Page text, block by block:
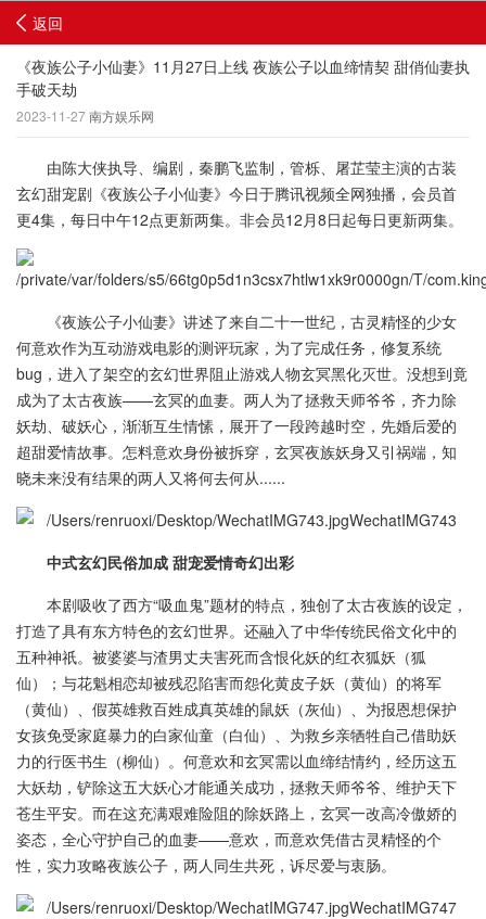
返回
《夜族公子小仙妻》11月27日上线 夜族公子以血缔情契 甜俏仙妻执
手破天劫
2023-11-27南方娱乐网
由陈大侠执导、编剧，秦鹏飞监制，管栎、屠芷莹主演的古装
玄幻甜宠剧《夜族公子小仙妻》今日于腾讯视频全网独播，会员首
更4集，每日中午12点更新两集。非会员12月8日起每日更新两集。
《夜族公子小仙妻》讲述了来自二十一世纪，古灵精怪的少女
何意欢作为互动游戏电影的测评玩家，为了完成任务，修复系统
bug，进入了架空的玄幻世界阻止游戏人物玄冥黑化灭世。没想到竟
成为了太古夜族——玄冥的血妻。两人为了拯救天师爷爷，齐力除
妖劫、破妖心，渐渐互生情愫，展开了一段跨越时空，先婚后爱的
超甜爱情故事。怎料意欢身份被拆穿，玄冥夜族妖身又引祸端，知
晓未来没有结果的两人又将何去何从......
中式玄幻民俗加成 甜宠爱情奇幻出彩
本剧吸收了西方“吸血鬼”题材的特点，独创了太古夜族的设定，
打造了具有东方特色的玄幻世界。还融入了中华传统民俗文化中的
五种神祇。被婆婆与渣男丈夫害死而含恨化妖的红衣狐妖（狐
仙）；与花魁相恋却被残忍陷害而怨化黄皮子妖（黄仙）的将军
（黄仙）、假英雄救百姓成真英雄的鼠妖（灰仙）、为报恩想保护
女孩免受家庭暴力的白家仙童（白仙）、为救乡亲牺牲自己借助妖
力的行医书生（柳仙）。何意欢和玄冥需以血缔结情约，经历这五
大妖劫，铲除这五大妖心才能通关成功，拯救天师爷爷、维护天下
苍生平安。而在这充满艰难险阻的除妖路上，玄冥一改高冷傲娇的
姿态，全心守护自己的血妻——意欢，而意欢凭借古灵精怪的个
性，实力攻略夜族公子，两人同生共死，诉尽爱与衷肠。